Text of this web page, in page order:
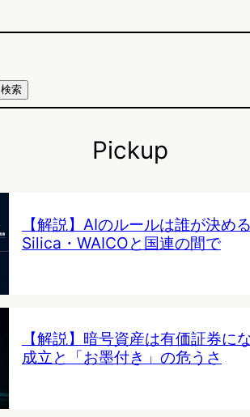
検索
Pickup
【解説】AIのルールは誰が決め
Silica・WAICOと国連の間で
【解説】暗号資産は有価証券に
成立と「お墨付き」の危うさ